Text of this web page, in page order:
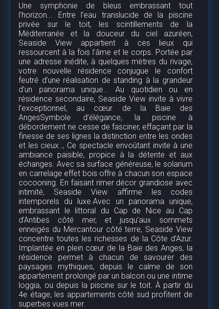
Une symphonie de bleus embrassant tout
l’horizon... Entre l’eau translucide de la piscine
privée sur le toit, les scintillements de la
Méditerranée et la douceur du ciel azuréen,
Seaside View appartient à ces lieux qui
ressourcent à la fois l’âme et le corps. Portée par
une adresse inédite, à quelques mètres du rivage,
votre nouvelle résidence conjugue le confort
feutré d’une réalisation de standing à la grandeur
d’un panorama unique... Au quotidien ou en
résidence secondaire, Seaside View invite à vivre
l’exceptionnel, au cœur de la Baie des
AngesSymbole d’élégance, la piscine à
débordement ne cesse de fasciner, effaçant par la
finesse de ses lignes la distinction entre les ondes
et les cieux.., Ce spectacle envoûtant invite à une
ambiance paisible, propice à la détente et aux
échanges. Avec sa surface généreuse, le solarium
en carrelage effet bois offre à chacun son espace
cocooning. En faisant rimer décor grandiose avec
intimité, Seaside View affirme les codes
intemporels du luxe.Avec un panorama unique,
embrassant le littoral du Cap de Nice au Cap
d’Antibes côté mer, et jusqu’aux sommets
enneigés du Mercantour côté terre, Seaside View
concentre toutes les richesses de la Côte d’Azur.
Implantée en plein cœur de la Baie des Anges, la
résidence permet à chacun de savourer des
paysages mythiques, depuis le calme de son
appartement prolongé par un balcon ou une intime
loggia, ou depuis la piscine sur le toit. À partir du
4e étage, les appartements côté sud profitent de
superbes vues mer.